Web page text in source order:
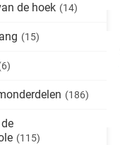
de hoek (14)
(15)
(186)
(115)